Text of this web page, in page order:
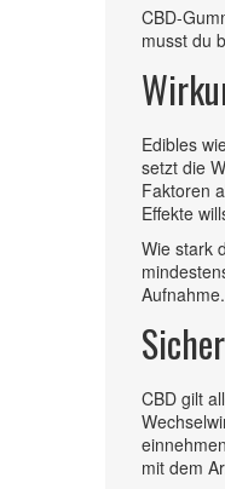
CBD-
musst du
Edibles
setzt die
Faktoren
Effekte
Wie stark
Aufnahme.
CBD gilt
mit dem